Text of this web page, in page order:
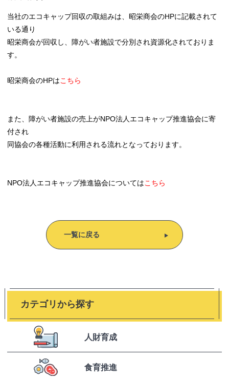
当社のエコキャップ回収の取組みは、昭栄商会のHPに記載されて
いる通り
昭栄商会が回収し、障がい者施設で分別され資源化されておりま
す。
昭栄商会のHPはこちら
また、障がい者施設の売上がNPO法人エコキャップ推進協会に寄
付され
同協会の各種活動に利用される流れとなっております。
NPO法人エコキャップ推進協会についてはこちら
一覧に戻る
カテゴリから探す
人財育成
食育推進